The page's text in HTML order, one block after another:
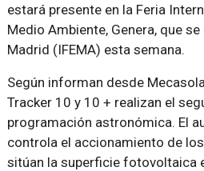
estará presente en la Feria
Medio Ambiente, Genera, que
Madrid (IFEMA) esta semana.
Según informan desde
Tracker 10 y 10 + realizan el
programación astronómica. El
controla el accionamiento de
sitúan la superficie fotovoltaica